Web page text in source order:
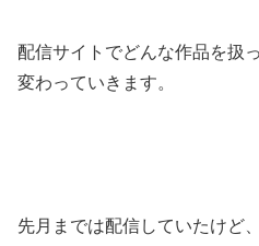
配信サイトでどんな作品を扱
変わっていきます。
先月までは配信していたけど